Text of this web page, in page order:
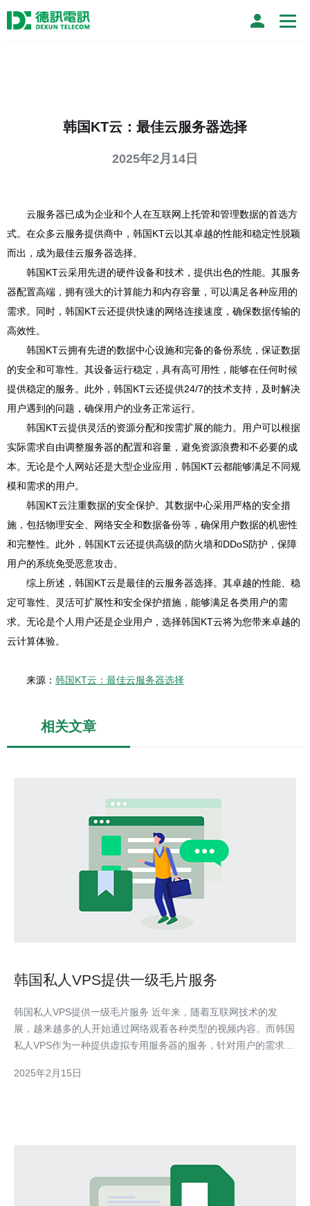
韩国KT云：最佳云服务器选择
2025年2月14日
云服务器已成为企业和个人在互联网上托管和管理数据的首选方
式。在众多云服务提供商中，韩国KT云以其卓越的性能和稳定性脱颖
而出，成为最佳云服务器选择。
韩国KT云采用先进的硬件设备和技术，提供出色的性能。其服务
器配置高端，拥有强大的计算能力和内存容量，可以满足各种应用的
需求。同时，韩国KT云还提供快速的网络连接速度，确保数据传输的
高效性。
韩国KT云拥有先进的数据中心设施和完备的备份系统，保证数据
的安全和可靠性。其设备运行稳定，具有高可用性，能够在任何时候
提供稳定的服务。此外，韩国KT云还提供24/7的技术支持，及时解决
用户遇到的问题，确保用户的业务正常运行。
韩国KT云提供灵活的资源分配和按需扩展的能力。用户可以根据
实际需求自由调整服务器的配置和容量，避免资源浪费和不必要的成
本。无论是个人网站还是大型企业应用，韩国KT云都能够满足不同规
模和需求的用户。
韩国KT云注重数据的安全保护。其数据中心采用严格的安全措
施，包括物理安全、网络安全和数据备份等，确保用户数据的机密性
和完整性。此外，韩国KT云还提供高级的防火墙和DDoS防护，保障
用户的系统免受恶意攻击。
综上所述，韩国KT云是最佳的云服务器选择。其卓越的性能、稳
定可靠性、灵活可扩展性和安全保护措施，能够满足各类用户的需
求。无论是个人用户还是企业用户，选择韩国KT云将为您带来卓越的
云计算体验。
来源： 韩国KT云：最佳云服务器选择
相关文章
韩国私人VPS提供一级毛片服务
韩国私人VPS提供一级毛片服务 近年来，随着互联网技术的发
展，越来越多的人开始通过网络观看各种类型的视频内容。而韩国
私人VPS作为一种提供虚拟专用服务器的服务，针对用户的需求提
私人VPS还提供了一级毛片服务，以满足用户对成人内容的需求。
2025年2月15日